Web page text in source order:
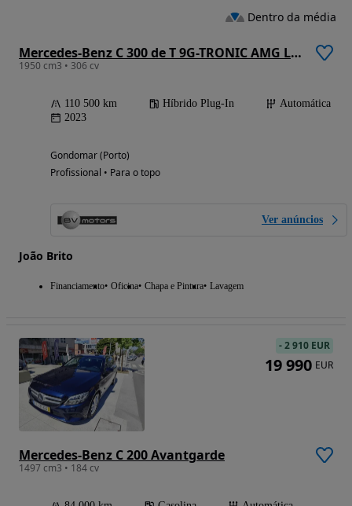
Mercedes-Benz C 300 de T 9G-TRONIC AMG Line
1950 cm3 • 306 cv
110 500 km Híbrido Plug-In
Automática
2023
Gondomar (Porto)
Profissional • Para o topo
Ver anúncios
João Brito
Financiamento Oficina Chapa e Pintura Lavagem
Dentro da média
Mercedes-Benz C 200 Avantgarde
1497 cm3 • 184 cv
-2 910 EUR
19 990 EUR